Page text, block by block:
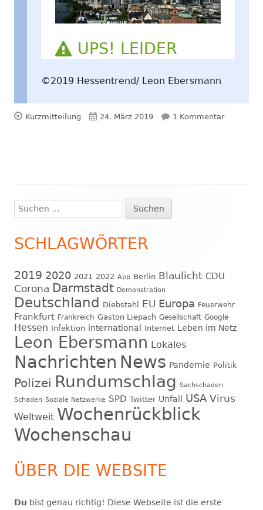
©2019 Hessentrend/ Leon Ebersmann
Format
Kurzmitteilung Veröffentlicht
24. März 2019 1 Kommentarzu
Haupt-
Seitenleiste
Suchen
nach:
SCHLAGWÖRTER
2019 2020 2021 2022 App Berlin Blaulicht CDU
Corona Darmstadt Demonstration
Deutschland Diebstahl EU Europa Feuerwehr
Frankfurt Frankreich Gaston Liepach Gesellschaft Google
Hessen Infektion international Internet Leben im Netz
Leon Ebersmann Lokales
Nachrichten News Pandemie Politik
Polizei Rundumschlag Sachschaden
Schaden Soziale Netzwerke SPD Twitter Unfall USA Virus
Weltweit Wochenrückblick
Wochenschau
ÜBER DIE WEBSITE
Du bist genau richtig! Diese Webseite ist die erste